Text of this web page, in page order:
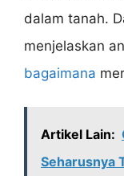
dalam tanah.
menjelaskan
bagaimana
Artikel Lain:
Seharusnya